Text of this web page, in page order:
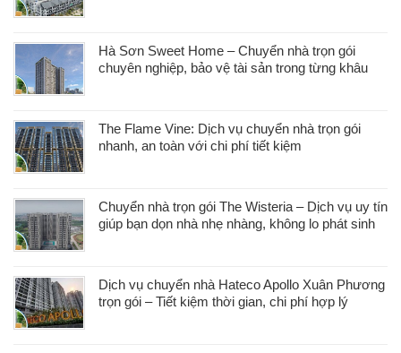
Hà Sơn Sweet Home – Chuyển nhà trọn gói
chuyên nghiệp, bảo vệ tài sản trong từng khâu
The Flame Vine: Dịch vụ chuyển nhà trọn gói
nhanh, an toàn với chi phí tiết kiệm
Chuyển nhà trọn gói The Wisteria – Dịch vụ uy tín
giúp bạn dọn nhà nhẹ nhàng, không lo phát sinh
Dịch vụ chuyển nhà Hateco Apollo Xuân Phương
trọn gói – Tiết kiệm thời gian, chi phí hợp lý